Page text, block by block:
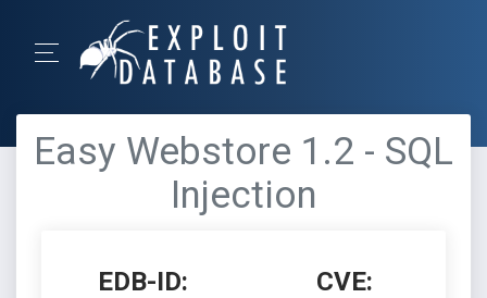
Easy Webstore 1.2 - SQL
Injection
EDB-ID: CVE: